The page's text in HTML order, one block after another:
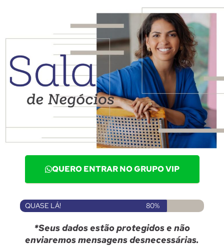
QUERO ENTRAR NO GRUPO VIP
QUASE LÁ! 80%
*Seus dados estão protegidos e não
enviaremos mensagens desnecessárias.